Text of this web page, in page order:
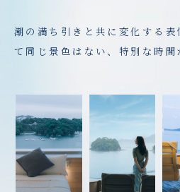
潮の満ち引きと共に変化する
て同じ景色はない、特別な時間